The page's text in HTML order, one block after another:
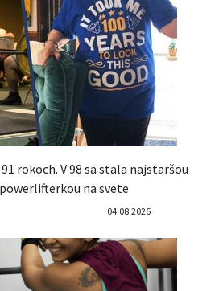
rokoch. V 98 sa stala najstaršou
na svete
04.08.2026